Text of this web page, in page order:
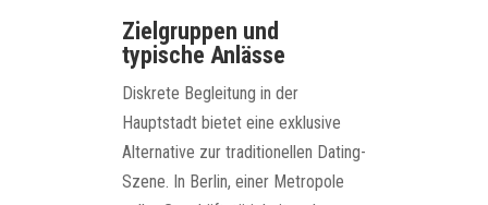
Zielgruppen und
typische Anlässe
Diskrete Begleitung in der
Hauptstadt bietet eine exklusive
Alternative zur traditionellen Dating-
Szene. In Berlin, einer Metropole